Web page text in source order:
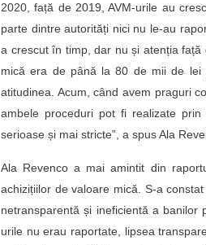
2020, față de 2019, AVM-urile au
parte dintre autorități nici nu le-au
a crescut în timp, dar nu și atenția
mică era de până la 80 de mii de
atitudinea. Acum, când avem praguri
ambele proceduri pot fi realizate
serioase și mai stricte”, a spus Ala
Ala Revenco a mai amintit din
achizițiilor de valoare mică. S-a
netransparentă și ineficientă a banilor
urile nu erau raportate, lipsea